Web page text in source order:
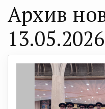
Архив
13.05.2026